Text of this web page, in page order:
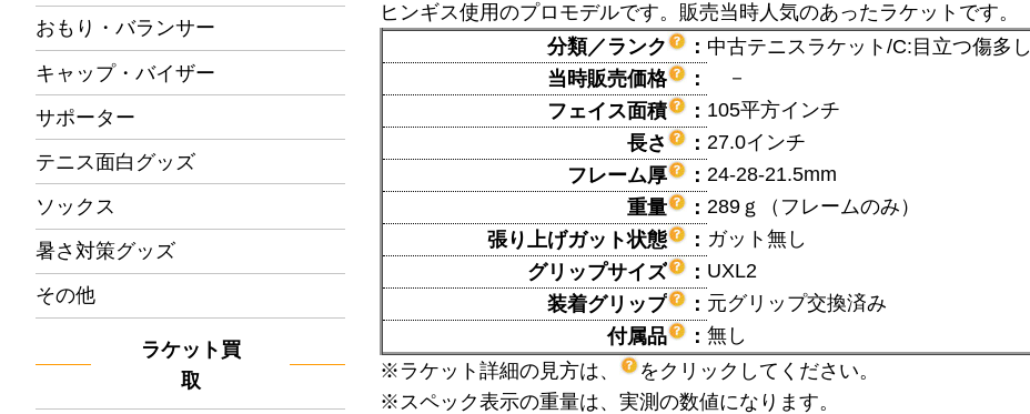
おもり・バランサー
キャップ・バイザー
サポーター
テニス面白グッズ
ソックス
暑さ対策グッズ
その他
ラケット買
取
ヒンギス使用のプロモデルです。販売当時人気のあったラケットです。
分類／ランク
： 中古テニスラケット/C:目立つ傷多し
当時販売価格
：
－
フェイス面積
： 105平方インチ
長さ
： 27.0インチ
フレーム厚
： 24-28-21.5mm
重量
： 289ｇ（フレームのみ）
張り上げガット状態
： ガット無し
グリップサイズ
： UXL2
装着グリップ
： 元グリップ交換済み
付属品
： 無し
※ラケット詳細の見方は、
をクリックしてください。
※スペック表示の重量は、実測の数値になります。